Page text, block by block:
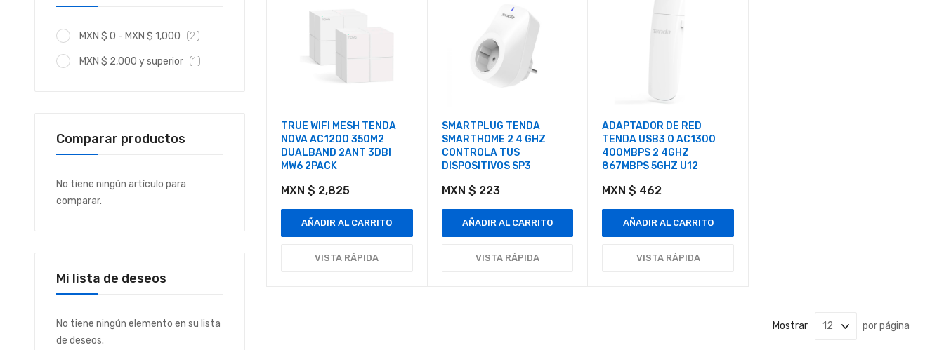
TRUE WIFI MESH TENDA
NOVA AC1200 350M2
DUALBAND 2ANT 3DBI
MW6 2PACK
MXN $ 2,825
AÑADIR AL CARRITO
VISTA RÁPIDA
SMARTPLUG TENDA
SMARTHOME 2 4 GHZ
CONTROLA TUS
DISPOSITIVOS SP3
MXN $ 223
AÑADIR AL CARRITO
VISTA RÁPIDA
ADAPTADOR DE RED
TENDA USB3 0 AC1300
400MBPS 2 4GHZ
867MBPS 5GHZ U12
MXN $ 462
AÑADIR AL CARRITO
VISTA RÁPIDA
Mostrar por página
MXN $ 0 - MXN $ 1,000 2 artículo
MXN $ 2,000 y superior 1 artículo
Comparar productos
No tiene ningún artículo para
comparar.
Mi lista de deseos
No tiene ningún elemento en su lista
de deseos.